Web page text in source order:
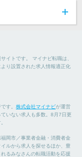
イトです。 マイナビ転職は、
より設置された求人情報適正化
す。 株式会社マイナビが運営
いない求人も多数。8月7日更
岡市／事業者金融・消費者金
ルから求人を探せるほか、豊
るみなさんの転職活動を応援